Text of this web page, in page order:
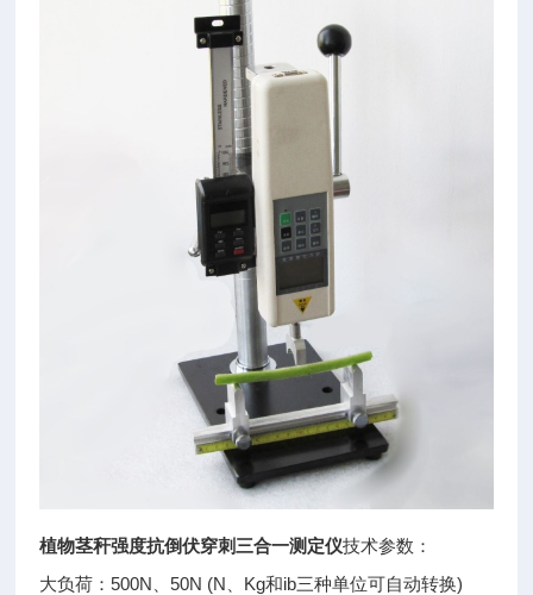
植物茎秆强度抗倒伏穿刺三合一测定仪技术参数：
大负荷：500N、50N (N、Kg和ib三种单位可自动转换)